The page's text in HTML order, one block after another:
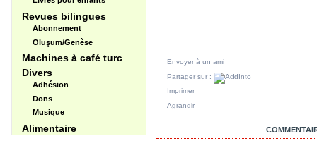
Revues bilingues
Abonnement
Oluşum/Genèse
Machines à café turc
Divers
Adhésion
Dons
Musique
Alimentaire
Envoyer à un ami
Partager sur :
Imprimer
Agrandir